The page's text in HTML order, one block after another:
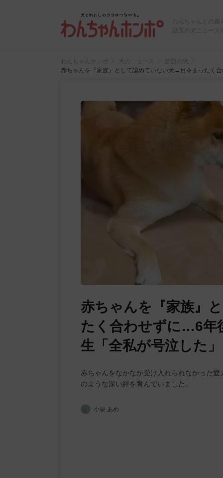
わんちゃんとの
話題の犬ニュー
わんちゃんホンポ 犬のニュース
話題の犬
赤ちゃんを『家族』として認めていない犬→目をまったく
赤ちゃんを『家族』
たく合わせずに…6年
生「全私が号泣した
赤ちゃんをなかなか受け入れられなかった
のような深い絆を育んでいました。
小泉 あめ